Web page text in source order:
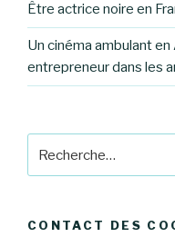
Être actrice noire en
Un cinéma ambulant
entrepreneur dans les
CONTACT DES